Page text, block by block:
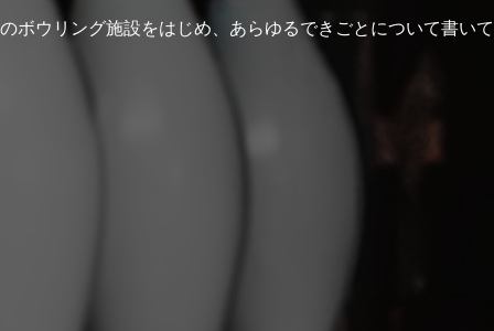
ボウリング施設をはじめ、あらゆるできごとについて書い